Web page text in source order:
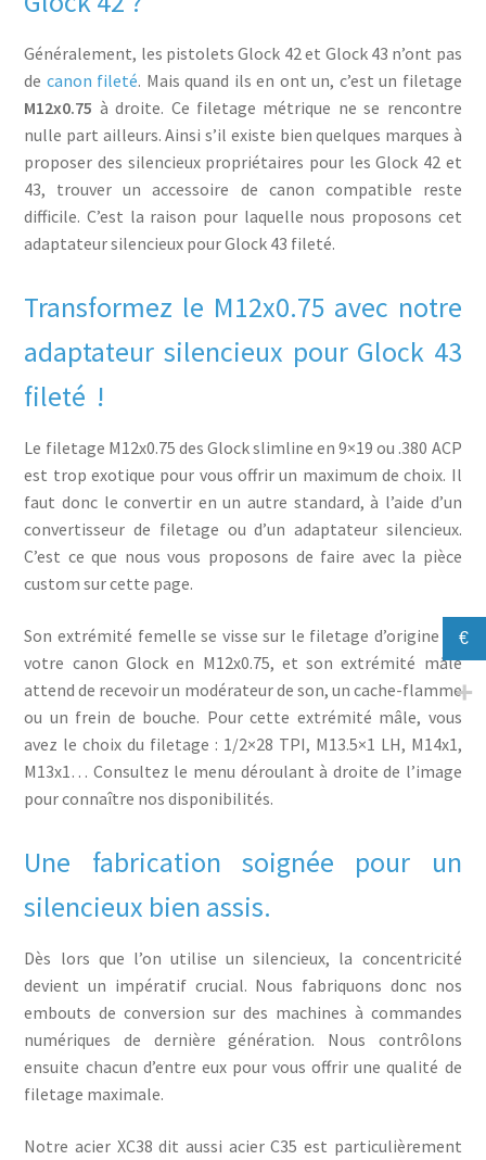
Généralement, les pistolets Glock 42 et Glock 43 n’ont pas
de canon fileté. Mais quand ils en ont un, c’est un filetage
M12x0.75 à droite. Ce filetage métrique ne se rencontre
nulle part ailleurs. Ainsi s’il existe bien quelques marques à
proposer des silencieux propriétaires pour les Glock 42 et
43, trouver un accessoire de canon compatible reste
difficile. C’est la raison pour laquelle nous proposons cet
adaptateur silencieux pour Glock 43 fileté.
Transformez le M12x0.75 avec notre
adaptateur silencieux pour Glock 43
fileté !
Le filetage M12x0.75 des Glock slimline en 9×19 ou .380 ACP
est trop exotique pour vous offrir un maximum de choix. Il
faut donc le convertir en un autre standard, à l’aide d’un
convertisseur de filetage ou d’un adaptateur silencieux.
C’est ce que nous vous proposons de faire avec la pièce
custom sur cette page.
Son extrémité femelle se visse sur le filetage d’origine de
votre canon Glock en M12x0.75, et son extrémité mâle
attend de recevoir un modérateur de son, un cache-flamme
ou un frein de bouche. Pour cette extrémité mâle, vous
avez le choix du filetage : 1/2×28 TPI, M13.5×1 LH, M14x1,
M13x1… Consultez le menu déroulant à droite de l’image
pour connaître nos disponibilités.
Une fabrication soignée pour un
silencieux bien assis.
Dès lors que l’on utilise un silencieux, la concentricité
devient un impératif crucial. Nous fabriquons donc nos
embouts de conversion sur des machines à commandes
numériques de dernière génération. Nous contrôlons
ensuite chacun d’entre eux pour vous offrir une qualité de
filetage maximale.
Notre acier XC38 dit aussi acier C35 est particulièrement
€